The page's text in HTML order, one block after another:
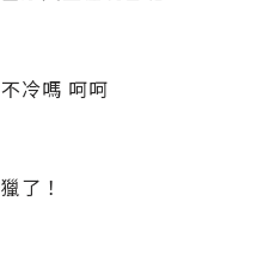
冷嗎 呵呵
了！